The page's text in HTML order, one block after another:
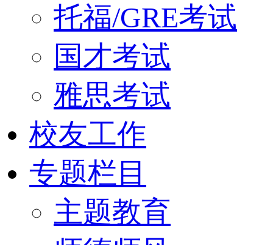
托福/GRE考试
国才考试
雅思考试
校友工作
专题栏目
主题教育